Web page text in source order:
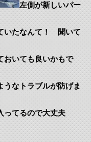
左側が新しいパー
いたなんて！ 聞いて
おいても良いかもで
うなトラブルが防げま
ってるので大丈夫